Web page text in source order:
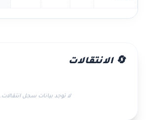
🔄 الانتقالات
لا توجد بيانات سجل انتقالات.